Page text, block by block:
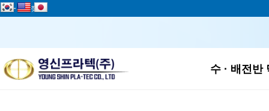
add 즐겨찾기
하위
수 · 배전반